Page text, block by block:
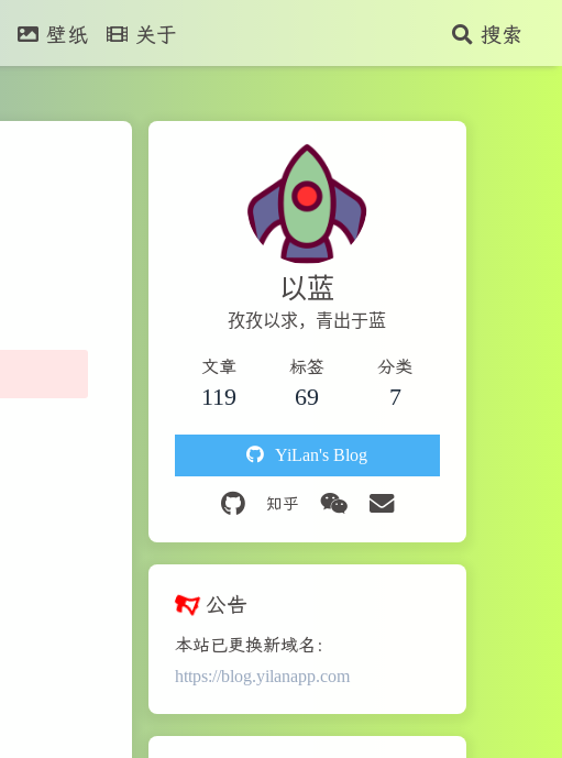
搜索
壁纸 关于
以蓝
孜孜以求，青出于蓝
文章
119
标签
69
分类
7
YiLan's Blog
公告
本站已更换新域名：
https://blog.yilanapp.com